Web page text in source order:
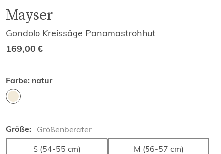
Mayser
Gondolo Kreissäge Panamastrohhut
169,00 €
Farbe: natur
Größe:
Größenberater
S (54-55 cm)
M (56-57 cm)